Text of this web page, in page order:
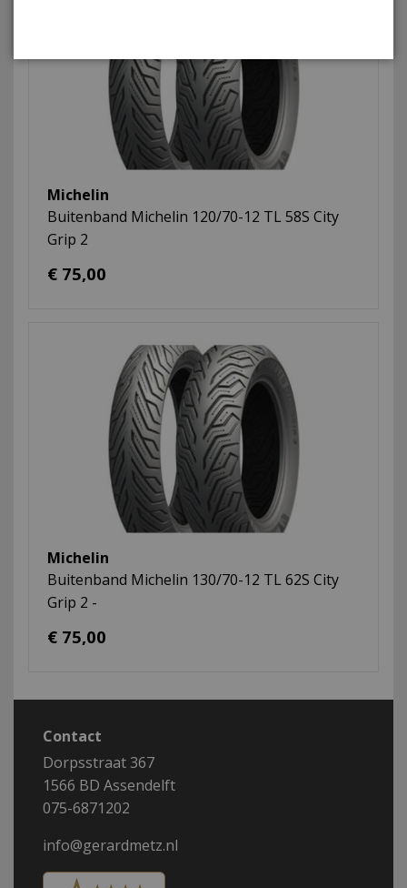
Michelin
Buitenband Michelin 120/70-12 TL 58S City
Grip 2
€ 75,00
Michelin
Buitenband Michelin 130/70-12 TL 62S City
Grip 2 -
€ 75,00
Contact
Dorpsstraat 367
1566 BD Assendelft
075-6871202
info@gerardmetz.nl